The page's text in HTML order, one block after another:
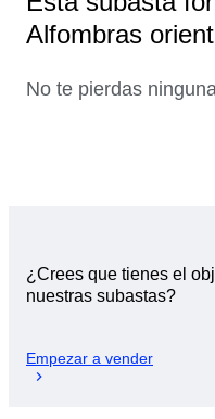
Alfombras
No te pierdas
¿Crees que tienes el
nuestras subastas?
Empezar a vender